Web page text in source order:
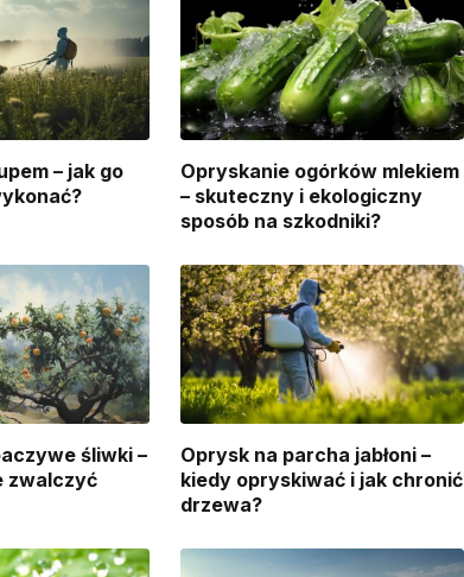
– jak go
Opryskanie ogórków mlekiem
– skuteczny i ekologiczny
sposób na szkodniki?
śliwki –
zwalczyć
Oprysk na parcha jabłoni –
kiedy opryskiwać i jak chronić
drzewa?